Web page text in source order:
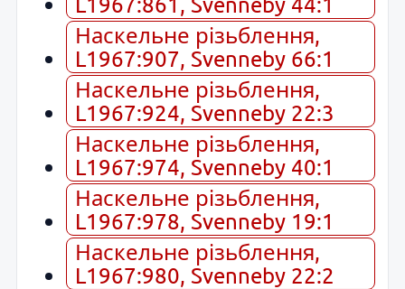
Наскельне різьблення,
L1967:907, Svenneby 66:1
Наскельне різьблення,
L1967:924, Svenneby 22:3
Наскельне різьблення,
L1967:974, Svenneby 40:1
Наскельне різьблення,
L1967:978, Svenneby 19:1
Наскельне різьблення,
L1967:980, Svenneby 22:2